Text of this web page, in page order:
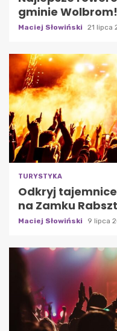
gminie Wolbrom!
Maciej Słowiński 21 lipca
TURYSTYKA
Odkryj
na Zamku
Maciej Słowiński 9 lipca